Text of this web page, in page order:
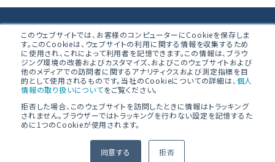
このウェブサイトでは、お客様のコンピューターにCookieを保存しま
す。このCookieは、ウェブサイトの利用に関する情報を収集するため
に使用され、これによって利用者を記憶できます。この情報は、ブラウ
ジング環境の改善およびカスタマイズ、およびこのウェブサイトおよび
他のメディアでの訪問者に関するアナリティクスおよび測定指標を目
的として使用されるものです。当社のCookieについての詳細は、 個人
情報の取り扱いについてをご覧ください。
拒否した場合、このウェブサイトを訪問したときに情報はトラッキング
されません。ブラウザーではトラッキングを行わない設定を記憶するた
めに1つのCookieが使用されます。
同意する 拒否
データベース設定評価
無線LAN調査
「防衛産業サイバーセキュリティ基準」
準拠支援
PCI 準拠支援／オンサイト評価
PCI DSS準拠支援ソリューション
／PCI 準拠維持支援
株式会社ブロードバンドセキュリティ
〒160-0023 東京都新宿区西新宿8-5-1 野村不動産西新宿共同ビ
ル 4F
© BroadBand Security, Inc.